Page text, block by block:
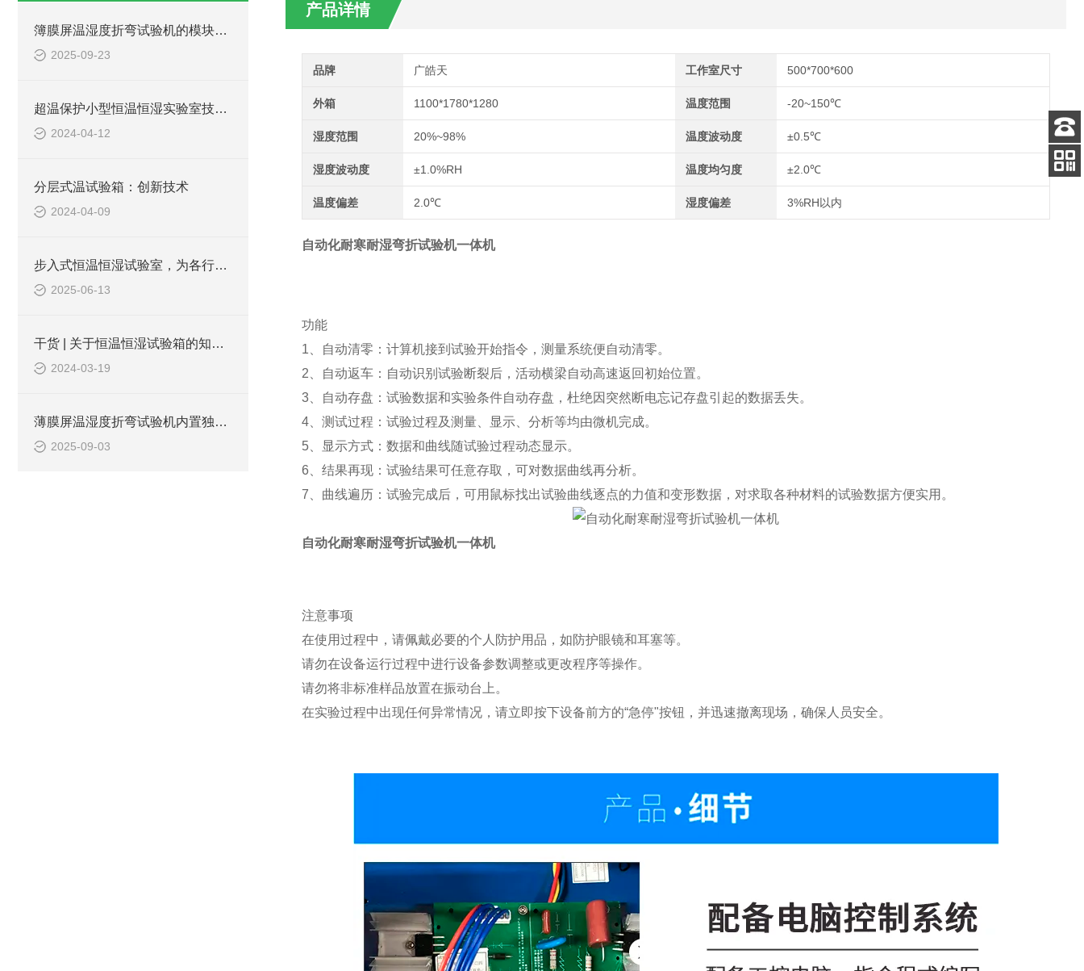
簿膜屏温湿度折弯试验机的模块化设计便于快速拆装维护
2025-09-23
超温保护小型恒温恒湿实验室技术探讨
2024-04-12
分层式温试验箱：创新技术
2024-04-09
步入式恒温恒湿试验室，为各行业筑牢环境测试根基
2025-06-13
干货 | 关于恒温恒湿试验箱的知识普及
2024-03-19
薄膜屏温湿度折弯试验机内置独立的温湿度调节模块
2025-09-03
产品详情
品牌 广皓天 工作室尺寸 500*700*600
外箱 1100*1780*1280 温度范围 -20~150℃
湿度范围 20%~98% 温度波动度 ±0.5℃
湿度波动度 ±1.0%RH 温度均匀度 ±2.0℃
温度偏差 2.0℃ 湿度偏差 3%RH以内
自动化耐寒耐湿弯折试验机一体机
功能
1、自动清零：计算机接到试验开始指令，测量系统便自动清零。
2、自动返车：自动识别试验断裂后，活动横梁自动高速返回初始位置。
3、自动存盘：试验数据和实验条件自动存盘，杜绝因突然断电忘记存盘引起的数据丢失。
4、测试过程：试验过程及测量、显示、分析等均由微机完成。
5、显示方式：数据和曲线随试验过程动态显示。
6、结果再现：试验结果可任意存取，可对数据曲线再分析。
7、曲线遍历：试验完成后，可用鼠标找出试验曲线逐点的力值和变形数据，对求取各种材料的试验数据方便实用。
自动化耐寒耐湿弯折试验机一体机
注意事项
在使用过程中，请佩戴必要的个人防护用品，如防护眼镜和耳塞等。
请勿在设备运行过程中进行设备参数调整或更改程序等操作。
请勿将非标准样品放置在振动台上。
在实验过程中出现任何异常情况，请立即按下设备前方的“急停"按钮，并迅速撤离现场，确保人员安全。
客服
电话